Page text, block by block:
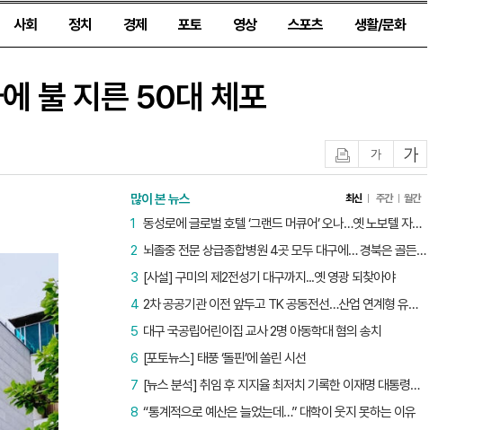
사회 정치 경제 포토 영상 스포츠 생활/문화
불 지른 50대 체포
글자작게글자크게
많이 본 뉴스 최신 주간 월간
동성로에 글로벌 호텔 ‘그랜드 머큐어’ 오나…옛 노보텔 자리 사무실 개설
1
뇌졸중 전문 상급종합병원 4곳 모두 대구에… 경북은 골든타임 사각지대
2
[사설] 구미의 제2전성기 대구까지...옛 영광 되찾아야
3
2차 공공기관 이전 앞두고 TK 공동전선…산업 연계형 유치 승부수
4
대구 국공립어린이집 교사 2명 아동학대 혐의 송치
5
[포토뉴스] 태풍 ‘돌핀’에 쏠린 시선
6
[뉴스 분석] 취임 후 지지율 최저치 기록한 이재명 대통령…왜?
7
“통계적으로 예산은 늘었는데…” 대학이 웃지 못하는 이유
8